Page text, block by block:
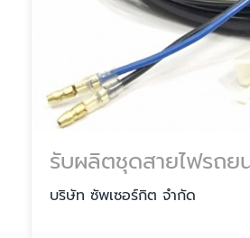
รับผลิตชุดสายไฟรถย
บริษัท ซัพเซอร์กิต จำกัด